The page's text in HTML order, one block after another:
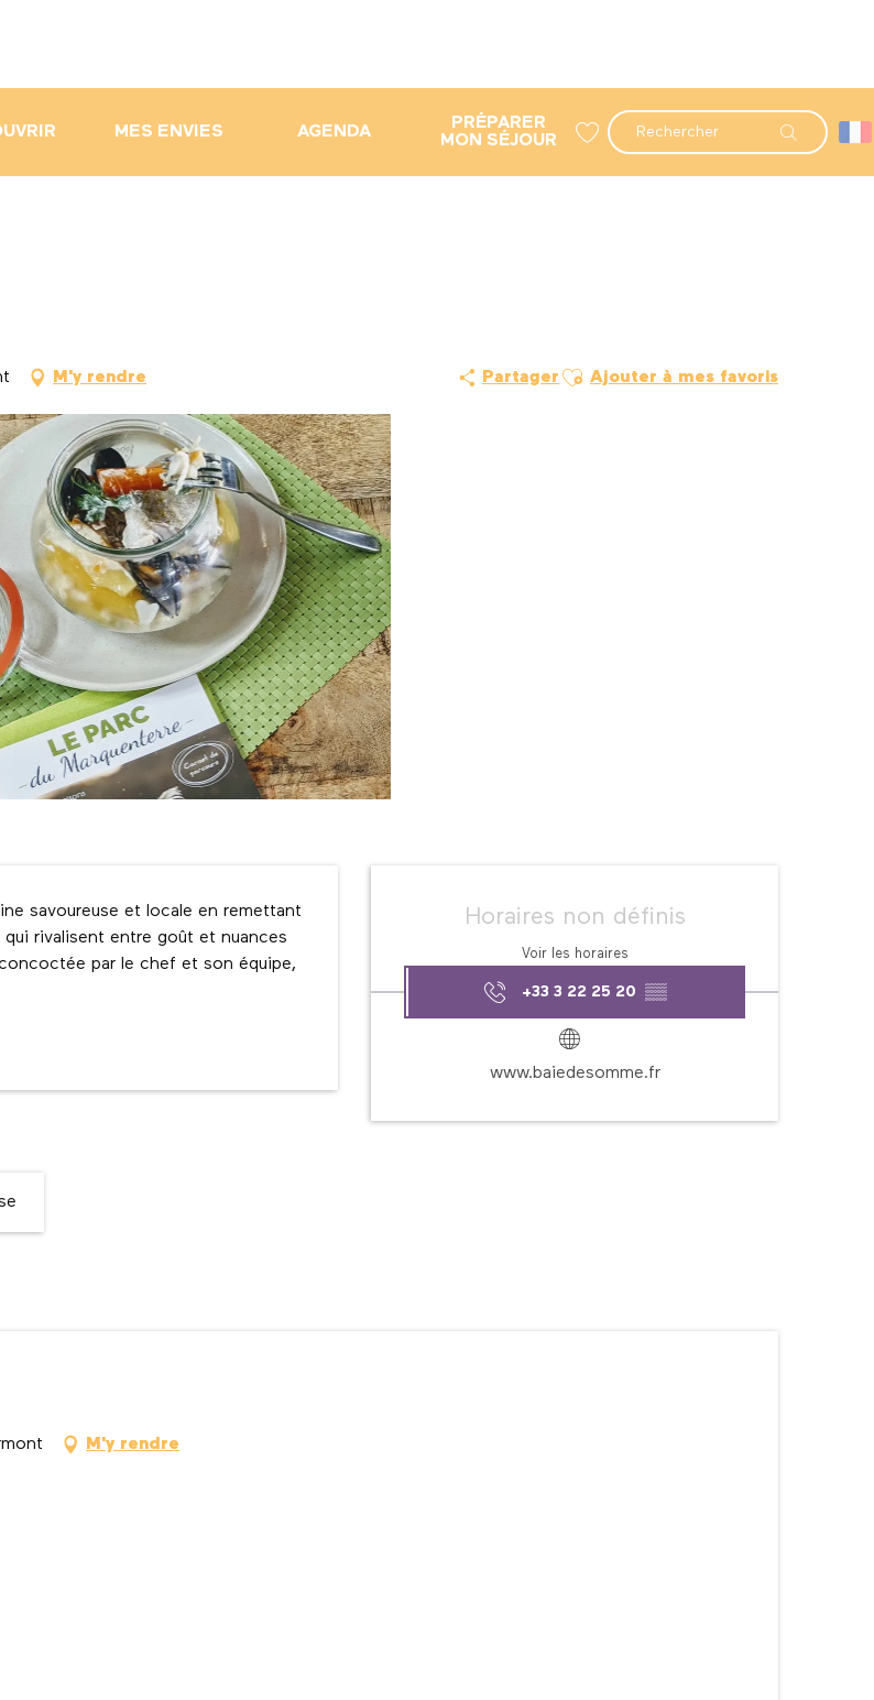
Recherche
MES ENVIES AGENDA
PRÉPARER
MON SÉJOUR
M'y rendre Partager Ajouter aux favoris
Ajouter à mes favoris
Ouverture et
Horaires non définis
Voir les horaires
+33 3 22 25 20 ▒▒
www.baiedesomme.fr
savoureuse et locale en remettant
rivalisent entre goût et nuances
par le chef et son équipe,
M'y rendre